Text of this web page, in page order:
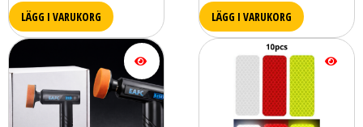
LÄGG I VARUKORG LÄGG I VARUKORG
här
produkten
har
flera